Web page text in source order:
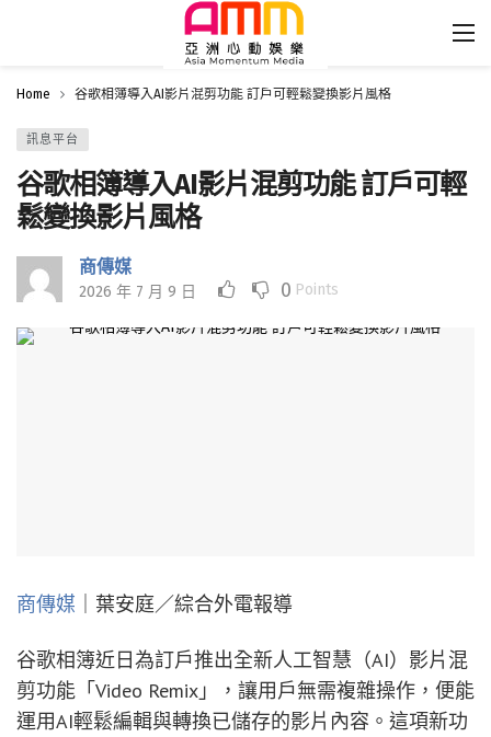
Home 谷歌相簿導入AI影片混剪功能 訂戶可輕鬆變換影片風格
訊息平台
谷歌相簿導入AI影片混剪功能 訂戶可輕
鬆變換影片風格
商傳媒
2026 年 7 月 9 日 0 Points
商傳媒 ｜葉安庭／綜合外電報導
谷歌相簿近日為訂戶推出全新人工智慧（AI）影片混
剪功能「Video Remix」，讓用戶無需複雜操作，便能
運用AI輕鬆編輯與轉換已儲存的影片內容。這項新功